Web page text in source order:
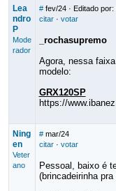
Lea
ndro
P
Mode
rador
# fev/24· Editado por:
citar· votar
_rochasupremo
Agora, nessa
modelo:
GRX120SP
https://
Ning
en
Veter
ano
# mar/24
citar· votar
Pessoal, baixo é
(brincadeirinha